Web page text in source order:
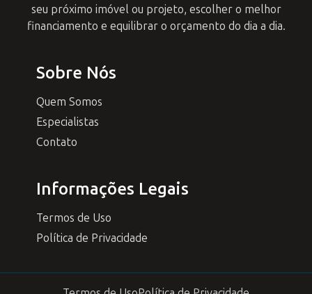
seu próximo imóvel ou projeto, escolher o melhor
financiamento e equilibrar o orçamento do dia a dia.
Sobre Nós
Quem Somos
Especialistas
Contato
Informações Legais
Termos de Uso
Política de Privacidade